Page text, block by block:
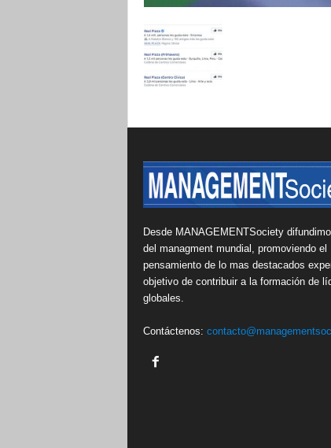
Desde MANAGEMENTSociety
del managment mundial, promoviendo el
pensamiento de lo mas destacados
objetivo de contribuir a la formación de
globales.
Contáctenos: